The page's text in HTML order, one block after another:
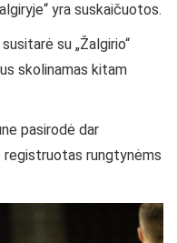
yra suskaičuotos.
su „Žalgirio“
skolinamas kitam
pasirodė dar
registruotas rungtynėms